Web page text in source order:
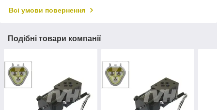
Всі умови повернення
Подібні товари компанії